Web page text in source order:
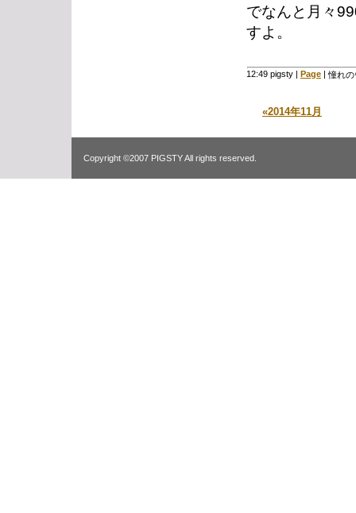
でなんと月々
すよ。
12:49 pigsty | Page |憧れ
«2014年11月
Copyright ©2007 PIGSTY All rights reserved.